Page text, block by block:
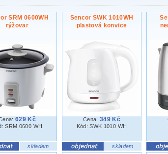
SRM 0600WH
rýžovar
629 Kč
SRM 0600 WH
skladem
Sencor SWK 1010WH
plastová konvice
Cena: 349 Kč
Kód: SWK 1010 WH
skladem